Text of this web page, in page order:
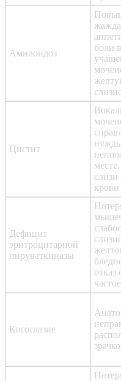
Амилоидоз
боли
Цистит
Дефицит
эритроцитарной
пируваткиназы
отказ
Косоглазие